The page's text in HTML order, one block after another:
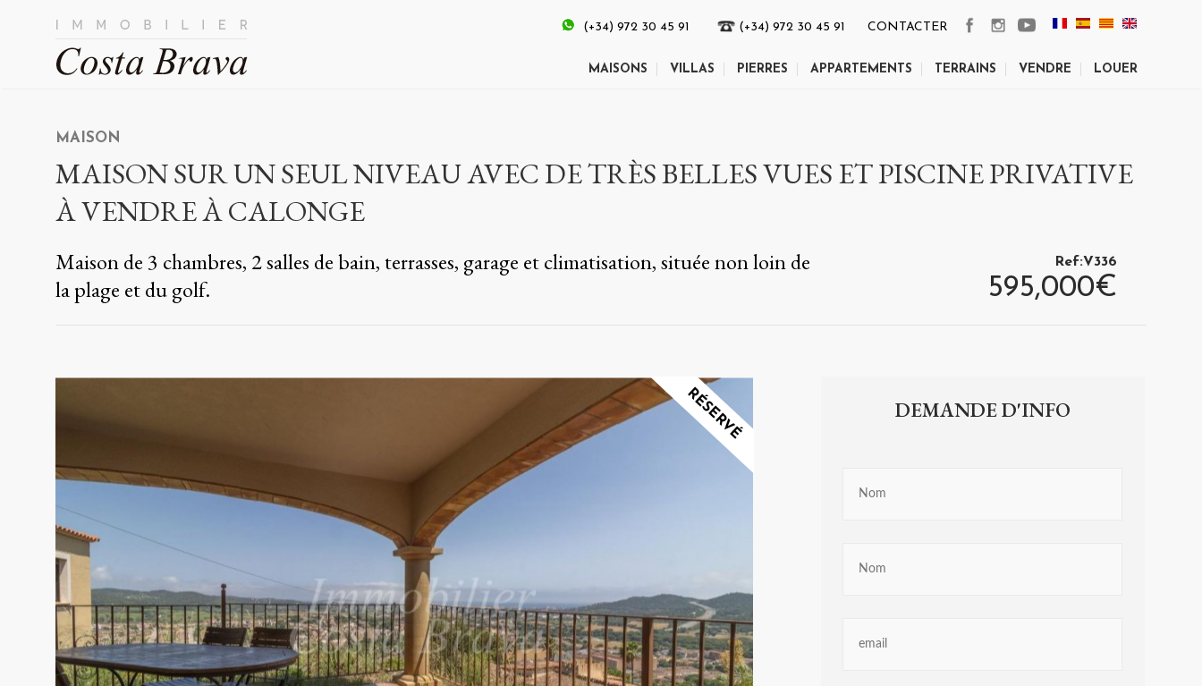
CONTACTER
(+34) 972 30 45 91
(+34) 972 30 45 91
MAISONS VILLAS PIERRES APPARTEMENTS TERRAINS VENDRE LOUER
MAISON
MAISON SUR UN SEUL NIVEAU AVEC DE TRÈS BELLES VUES ET PISCINE PRIVATIVE
À VENDRE À CALONGE
Maison de 3 chambres, 2 salles de bain, terrasses, garage et climatisation, située non loin de
la plage et du golf.
Ref:V336
595,000€
RÉSERVÉ DEMANDE D'INFO
Modifier les cookies
Technique et Fonctionnel
Ce site Web utilise ses propres cookies pour collecter des informations afin
d'améliorer nos services. Si vous continuez à naviguer, vous acceptez leur installation.
L'utilisateur a la possibilité de configurer son navigateur, pouvant, s'il le souhaite,
empêcher leur installation sur son disque dur, même s'il doit garder à l'esprit qu'une
telle action peut entraîner des difficultés de navigation sur le site.